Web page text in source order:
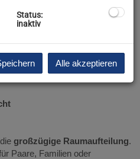
großzügige Raumaufteilung.
Paare, Familien oder
Status:
inaktiv
Alle akzeptieren